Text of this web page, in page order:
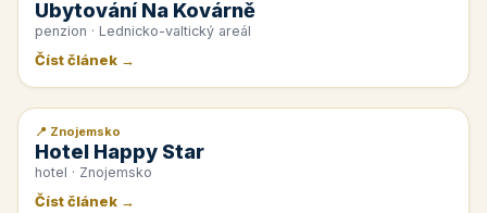
Ubytování Na Kovárně
penzion · Lednicko-valtický areál
Číst článek →
📰 PR článek
📍 Znojemsko
Hotel Happy Star
hotel · Znojemsko
Číst článek →